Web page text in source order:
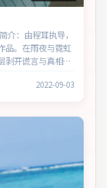
：由程耳执导，
品。在雨夜与霓虹
剥开谎言与真相。
2022-09-03